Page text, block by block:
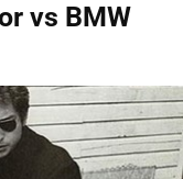
vs BMW